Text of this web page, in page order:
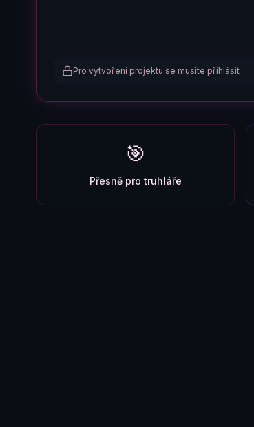
Pro vytvoření projektu se musíte přihlásit
🎯
Přesně protruhláře